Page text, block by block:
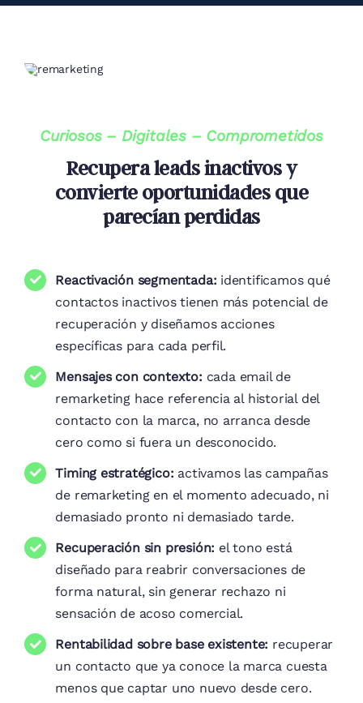
Curiosos – Digitales – Comprometidos
Recupera leads inactivos y
convierte oportunidades que
parecían perdidas
Reactivación segmentada: identificamos qué
contactos inactivos tienen más potencial de
recuperación y diseñamos acciones
específicas para cada perfil.
Mensajes con contexto: cada email de
remarketing hace referencia al historial del
contacto con la marca, no arranca desde
cero como si fuera un desconocido.
Timing estratégico: activamos las campañas
de remarketing en el momento adecuado, ni
demasiado pronto ni demasiado tarde.
Recuperación sin presión: el tono está
diseñado para reabrir conversaciones de
forma natural, sin generar rechazo ni
sensación de acoso comercial.
Rentabilidad sobre base existente: recuperar
un contacto que ya conoce la marca cuesta
menos que captar uno nuevo desde cero.